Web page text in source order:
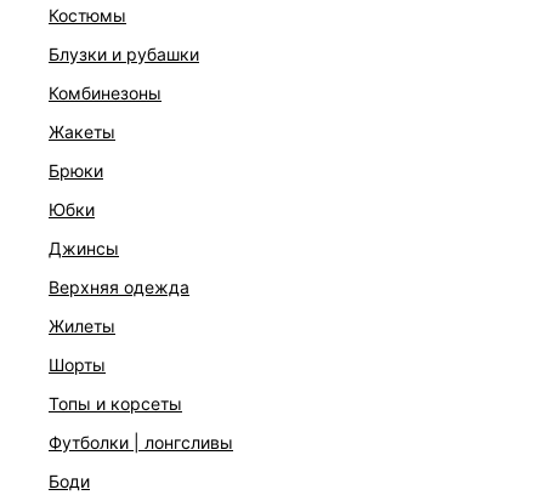
костюмы
блузки и рубашки
комбинезоны
жакеты
брюки
юбки
джинсы
верхняя одежда
жилеты
шорты
топы и корсеты
футболки | лонгсливы
боди
5 999 ₽-67%